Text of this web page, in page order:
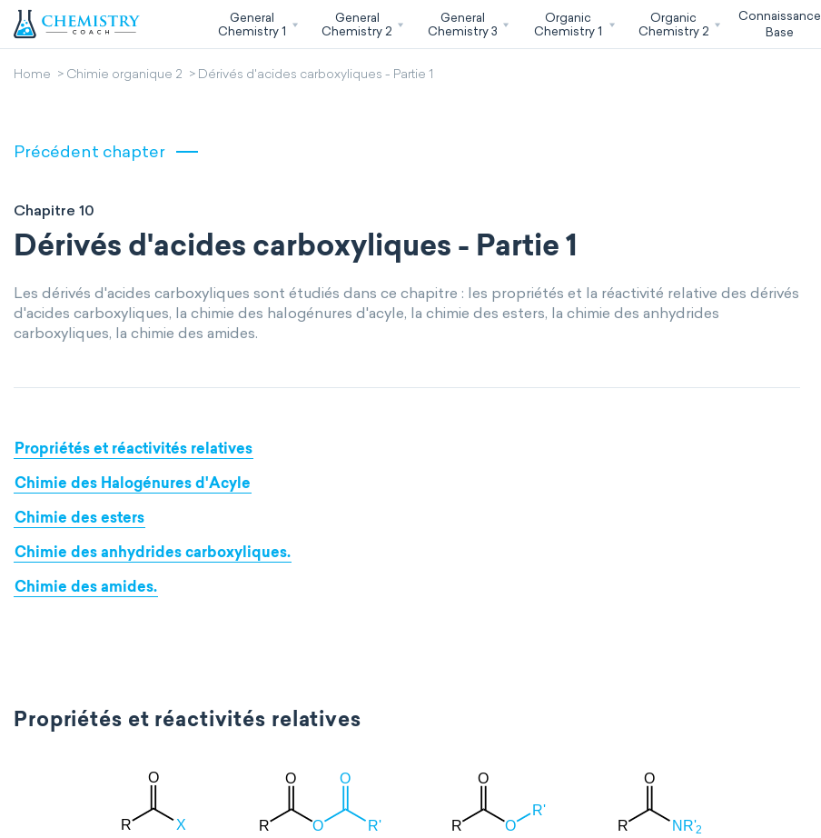
General
Chemistry 1
General
Chemistry 2
General
Chemistry 3
Organic
Chemistry 1
Organic
Chemistry 2
Connaissance
Base
Home Chimie organique 2 Dérivés d'acides carboxyliques - Partie 1
Précédent chapter
Chapitre 10
Dérivés d'acides carboxyliques - Partie 1
Les dérivés d'acides carboxyliques sont étudiés dans ce chapitre : les propriétés et la réactivité relative des dérivés
d'acides carboxyliques, la chimie des halogénures d'acyle, la chimie des esters, la chimie des anhydrides
carboxyliques, la chimie des amides.
Propriétés et réactivités relatives
Chimie des Halogénures d'Acyle
Chimie des esters
Chimie des anhydrides carboxyliques.
Chimie des amides.
Propriétés et réactivités relatives